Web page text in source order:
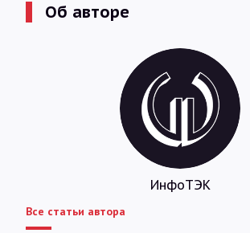
Об авторе
ИнфоТЭК
Все статьи автора